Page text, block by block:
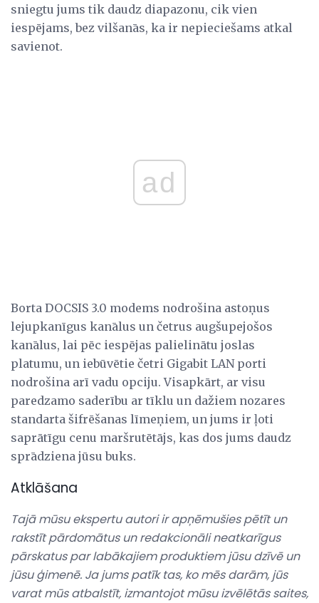
sniegtu jums tik daudz diapazonu, cik vien
iespējams, bez vilšanās, ka ir nepieciešams atkal
savienot.
ad
Borta DOCSIS 3.0 modems nodrošina astoņus
lejupkanīgus kanālus un četrus augšupejošos
kanālus, lai pēc iespējas palielinātu joslas
platumu, un iebūvētie četri Gigabit LAN porti
nodrošina arī vadu opciju. Visapkārt, ar visu
paredzamo saderību ar tīklu un dažiem nozares
standarta šifrēšanas līmeņiem, un jums ir ļoti
saprātīgu cenu maršrutētājs, kas dos jums daudz
sprādziena jūsu buks.
Atklāšana
Tajā mūsu ekspertu autori ir apņēmušies pētīt un
rakstīt pārdomātus un redakcionāli neatkarīgus
pārskatus par labākajiem produktiem jūsu dzīvē un
jūsu ģimenē. Ja jums patīk tas, ko mēs darām, jūs
varat mūs atbalstīt, izmantojot mūsu izvēlētās saites,